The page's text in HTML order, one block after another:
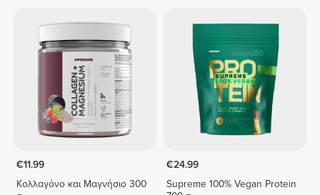
€11.99
Κολλαγόνο και Μαγνήσιο 300
€24.99
Supreme 100% Vegan Protein